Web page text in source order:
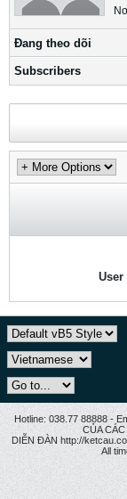
Ðang theo dõi
Subscribers
Hotline: 038.77 88888 -
CỦA
DIỄN ĐÀN http://
All